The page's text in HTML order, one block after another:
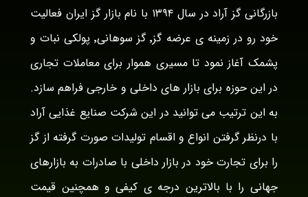
بازرگانی گز آراد در سال ۱۳۹۴ با نام بازار گز ایران فعالیت
خود رو در زمینه ی عرضه گز٬ گز سوهانی٬ پولکی نبات و
پشمک آغاز نمود تا مسیری هموار برای معاملات تجاری
در این حوزه برای بازار های داخلی و خارجی فراهم سازد.
به این ترتیب می توانید در این شرکت صنایع غذایی آراد
با درنظر گرفتن انواع و اقسام تولیدات صورت گرفته از گز
را برای تجارت خود در بازار داخلی با صادرات به بازارهای
جهانی را با بالاترین درجه ی کیفی و همچنین قیمت